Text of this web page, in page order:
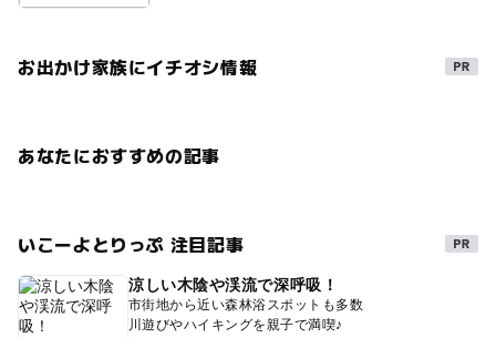
お出かけ家族にイチオシ情報
あなたにおすすめの記事
いこーよとりっぷ 注目記事
涼しい木陰や渓流で深呼吸！
市街地から近い森林浴スポットも多数
川遊びやハイキングを親子で満喫♪